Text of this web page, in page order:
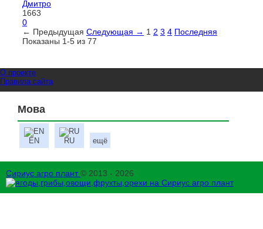
Дмитро
1663
0
← Предыдущая Следующая → 1 2 3 4 Последняя
Показаны 1-5 из 77
О проекте
Правила сайта
Мова
EN RU ещё
Сириус агро плант© 2013 - 2026